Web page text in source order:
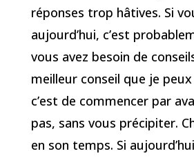
réponses trop hâtives. Si
aujourd’hui, c’est
vous avez besoin de
meilleur conseil que je
c’est de commencer par
pas, sans vous précipiter.
en son temps. Si